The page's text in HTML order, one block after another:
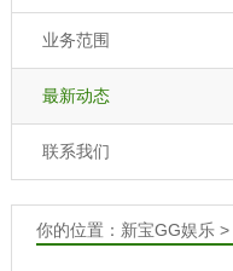
业务范围
最新动态
联系我们
你的位置： 新宝GG娱乐>